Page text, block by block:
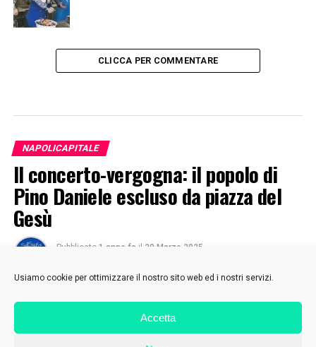
Usiamo cookie per ottimizzare il nostro sito web ed i nostri servizi.
Accetta
CLICCA PER COMMENTARE
NAPOLICAPITALE
Il concerto-vergogna: il popolo di
Pino Daniele escluso da piazza del
Gesù
Pubblicato 1 anno fa il 20 Marzo 2025